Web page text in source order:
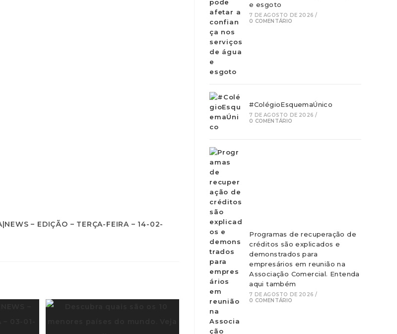
e esgoto
7 DE AGOSTO DE 2026 /
0 COMENTÁRIO
#ColégioEsquemaÚnico
7 DE AGOSTO DE 2026 /
0 COMENTÁRIO
Programas de recuperação de
créditos são explicados e
demonstrados para
empresários em reunião na
Associação Comercial. Entenda
aqui também
7 DE AGOSTO DE 2026 /
0 COMENTÁRIO